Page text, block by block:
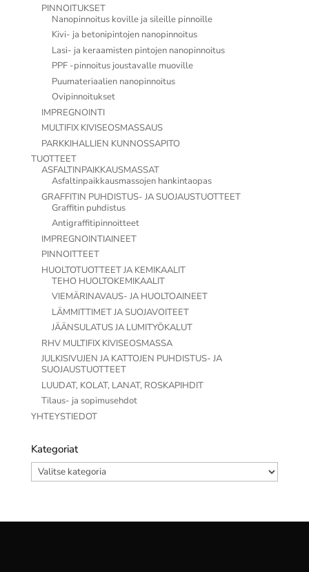
PINNOITUKSET
Nanopinnoitus koville ja sileille pinnoille
Kivi- ja betonipintojen nanopinnoitus
Lasi- ja keraamisten pintojen nanopinnoitus
PPF -pinnoitus joustavalle muoville
Puumateriaalien nanopinnoitus
Ovipinnoitukset
IMPREGNOINTI
MULTIFIX KIVISEOSMASSAUS
PARKKIHALLIEN KUNNOSSAPITO
TUOTTEET
ASFALTINPAIKKAUSMASSAT
Asfaltinpaikkausmassojen hankintaopas
GRAFFITIN PUHDISTUS- JA SUOJAUSTUOTTEET
Graffitin puhdistus
Antigraffitipinnoitteet
IMPREGNOINTIAINEET
PINNOITTEET
HUOLTOTUOTTEET JA KEMIKAALIT
TEHO HUOLTOKEMIKAALIT
VIEMÄRINAVAUS- JA HUOLTOAINEET
LÄMMITTIMET JA SUOJAVOITEET
JÄÄNSULATUS JA LUMITYÖKALUT
RHV MULTIFIX KIVISEOSMASSA
JULKISIVUJEN JA KATTOJEN PUHDISTUS- JA
SUOJAUSTUOTTEET
LUUDAT, KOLAT, LANAT, ROSKAPIHDIT
Tilaus- ja sopimusehdot
YHTEYSTIEDOT
Kategoriat
Kategoriat